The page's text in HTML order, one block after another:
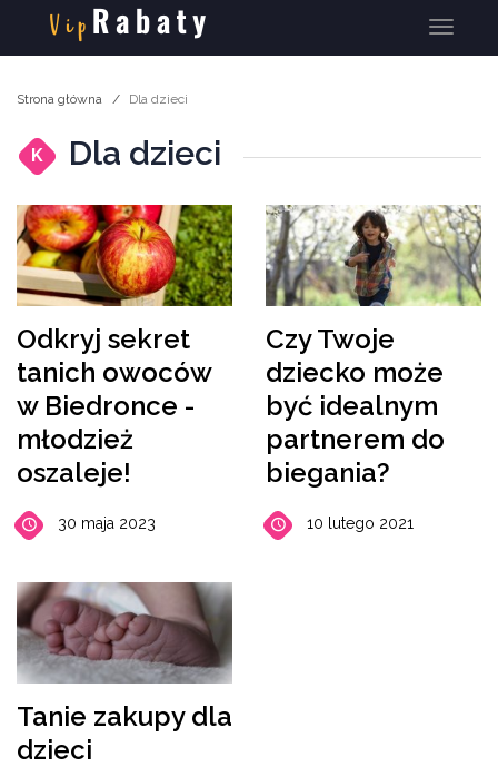
Menu
Strona główna Dla dzieci
K Dla dzieci
Odkryj sekret
tanich owoców
w Biedronce -
młodzież
oszaleje!
30 maja 2023
Czy Twoje
dziecko może
być idealnym
partnerem do
biegania?
10 lutego 2021
Tanie zakupy dla
dzieci